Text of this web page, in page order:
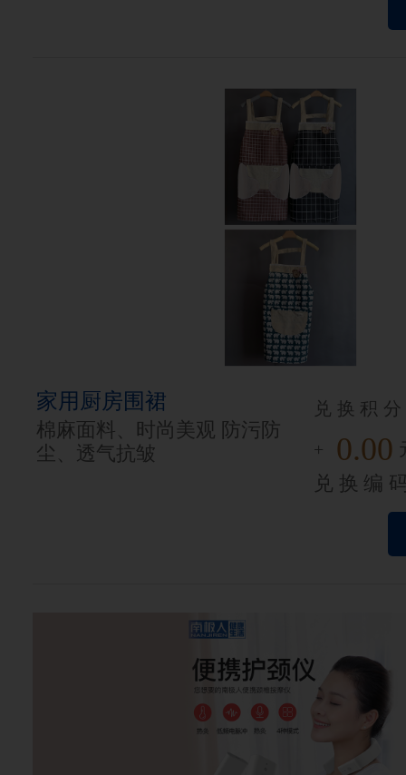
家用厨房围裙
棉麻面料、时尚美观 防污防
尘、透气抗皱
兑换积
+ 0.00
兑换编